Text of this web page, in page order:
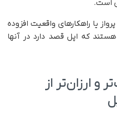
است.
یا راهکارهای واقعیت افزوده
که اپل قصد دارد در آنها
ارزان‌تر از